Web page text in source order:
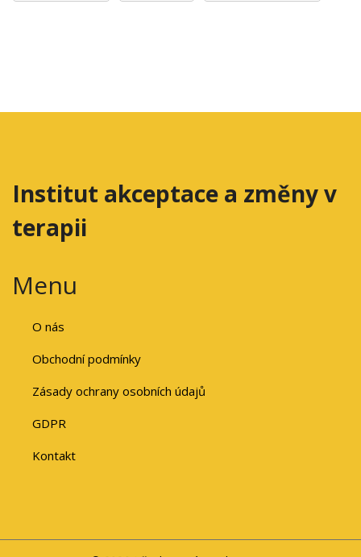
Institut akceptace a změny v
terapii
Menu
O nás
Obchodní podmínky
Zásady ochrany osobních údajů
GDPR
Kontakt